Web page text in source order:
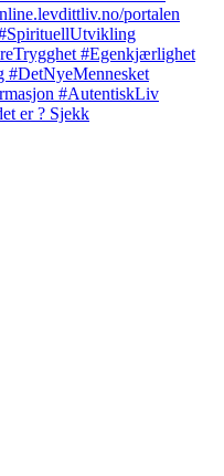
er ? Sjekk